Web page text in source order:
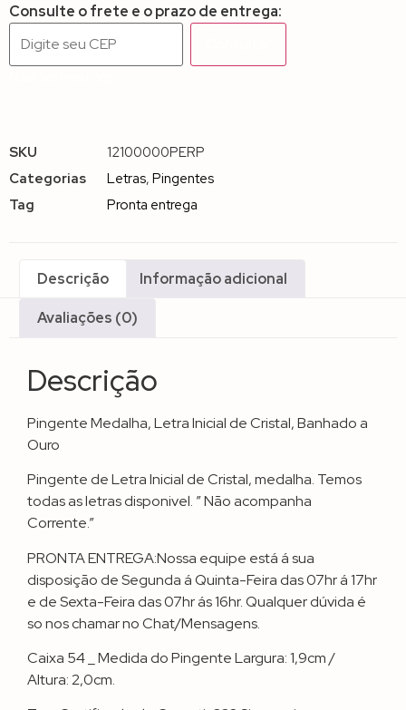
Consulte o frete e o prazo de entrega:
SKU
12100000PERP
Categorias
Letras, Pingentes
Tag
Pronta entrega
Descrição Informação adicional
Avaliações (0)
Descrição
Pingente Medalha, Letra Inicial de Cristal, Banhado a
Ouro
Pingente de Letra Inicial de Cristal, medalha. Temos
todas as letras disponivel. ” Não acompanha
Corrente.”
PRONTA ENTREGA:Nossa equipe está á sua
disposição de Segunda á Quinta-Feira das 07hr á 17hr
e de Sexta-Feira das 07hr ás 16hr. Qualquer dúvida é
so nos chamar no Chat/Mensagens.
Caixa 54 _ Medida do Pingente Largura: 1,9cm /
Altura: 2,0cm.